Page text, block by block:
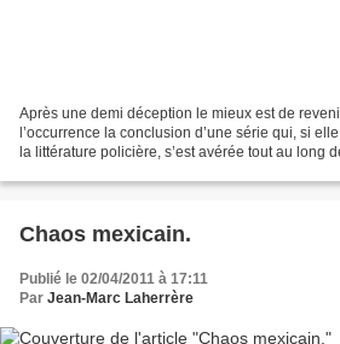
Après une demi déception le mieux est de
l’occurrence la conclusion d’une série qui, si
la littérature policière, s’est avérée tout au long
Chaos mexicain.
Publié le 02/04/2011 à 17:11
Par Jean-Marc Laherrère